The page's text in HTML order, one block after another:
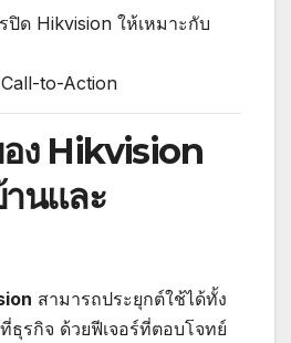
ปิด Hikvision ให้เหมาะกับ
to-Action
ง Hikvision
นและ
สามารถประยุกต์ใช้ได้ทั้ง
รกิจ ด้วยฟีเจอร์ที่ตอบโจทย์